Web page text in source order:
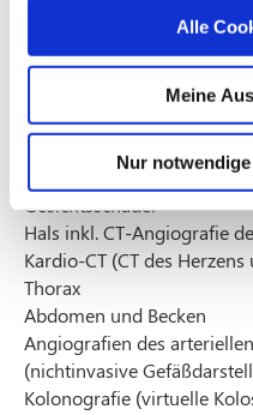
Alle
Meine
Nur
Angiografien des
Spezialuntersuchungen
Computertomographie (CT)
Gehirn inkl. CT-
Schädelbasis und
Gesichtsschädel
Hals inkl. CT-Angiografie
Kardio-CT (CT des
Thorax
Abdomen und Becken
Angiografien des
(nichtinvasive
Kolonografie (virtuelle